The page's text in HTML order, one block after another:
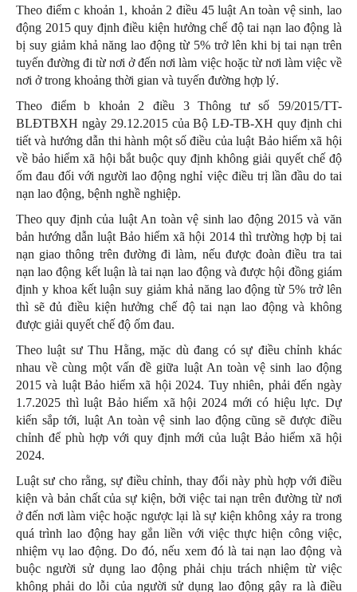
Theo điểm c khoản 1, khoản 2 điều 45 luật An toàn vệ sinh, lao
động 2015 quy định điều kiện hưởng chế độ tai nạn lao động là
bị suy giảm khả năng lao động từ 5% trở lên khi bị tai nạn trên
tuyến đường đi từ nơi ở đến nơi làm việc hoặc từ nơi làm việc về
nơi ở trong khoảng thời gian và tuyến đường hợp lý.
Theo điểm b khoản 2 điều 3 Thông tư số 59/2015/TT-
BLĐTBXH ngày 29.12.2015 của Bộ LĐ-TB-XH quy định chi
tiết và hướng dẫn thi hành một số điều của luật Bảo hiểm xã hội
về bảo hiểm xã hội bắt buộc quy định không giải quyết chế độ
ốm đau đối với người lao động nghỉ việc điều trị lần đầu do tai
nạn lao động, bệnh nghề nghiệp.
Theo quy định của luật An toàn vệ sinh lao động 2015 và văn
bản hướng dẫn luật Bảo hiểm xã hội 2014 thì trường hợp bị tai
nạn giao thông trên đường đi làm, nếu được đoàn điều tra tai
nạn lao động kết luận là tai nạn lao động và được hội đồng giám
định y khoa kết luận suy giảm khả năng lao động từ 5% trở lên
thì sẽ đủ điều kiện hưởng chế độ tai nạn lao động và không
được giải quyết chế độ ốm đau.
Theo luật sư Thu Hằng, mặc dù đang có sự điều chỉnh khác
nhau về cùng một vấn đề giữa luật An toàn vệ sinh lao động
2015 và luật Bảo hiểm xã hội 2024. Tuy nhiên, phải đến ngày
1.7.2025 thì luật Bảo hiểm xã hội 2024 mới có hiệu lực. Dự
kiến sắp tới, luật An toàn vệ sinh lao động cũng sẽ được điều
chỉnh để phù hợp với quy định mới của luật Bảo hiểm xã hội
2024.
Luật sư cho rằng, sự điều chỉnh, thay đổi này phù hợp với điều
kiện và bản chất của sự kiện, bởi việc tai nạn trên đường từ nơi
ở đến nơi làm việc hoặc ngược lại là sự kiện không xảy ra trong
quá trình lao động hay gắn liền với việc thực hiện công việc,
nhiệm vụ lao động. Do đó, nếu xem đó là tai nạn lao động và
buộc người sử dụng lao động phải chịu trách nhiệm từ việc
không phải do lỗi của người sử dụng lao động gây ra là điều